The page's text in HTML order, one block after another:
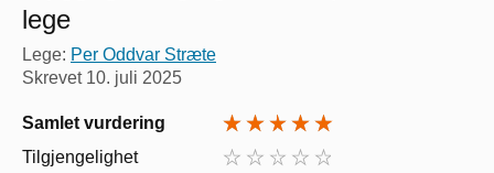
lege
Lege: Per Oddvar Stræte
Skrevet 10. juli 2025
Samlet vurdering
Tilgjengelighet